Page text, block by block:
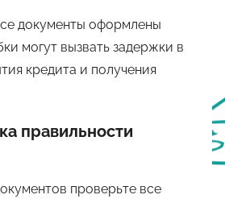
документы оформлены
могут вызвать задержки в
кредита и получения
правильности
проверьте все